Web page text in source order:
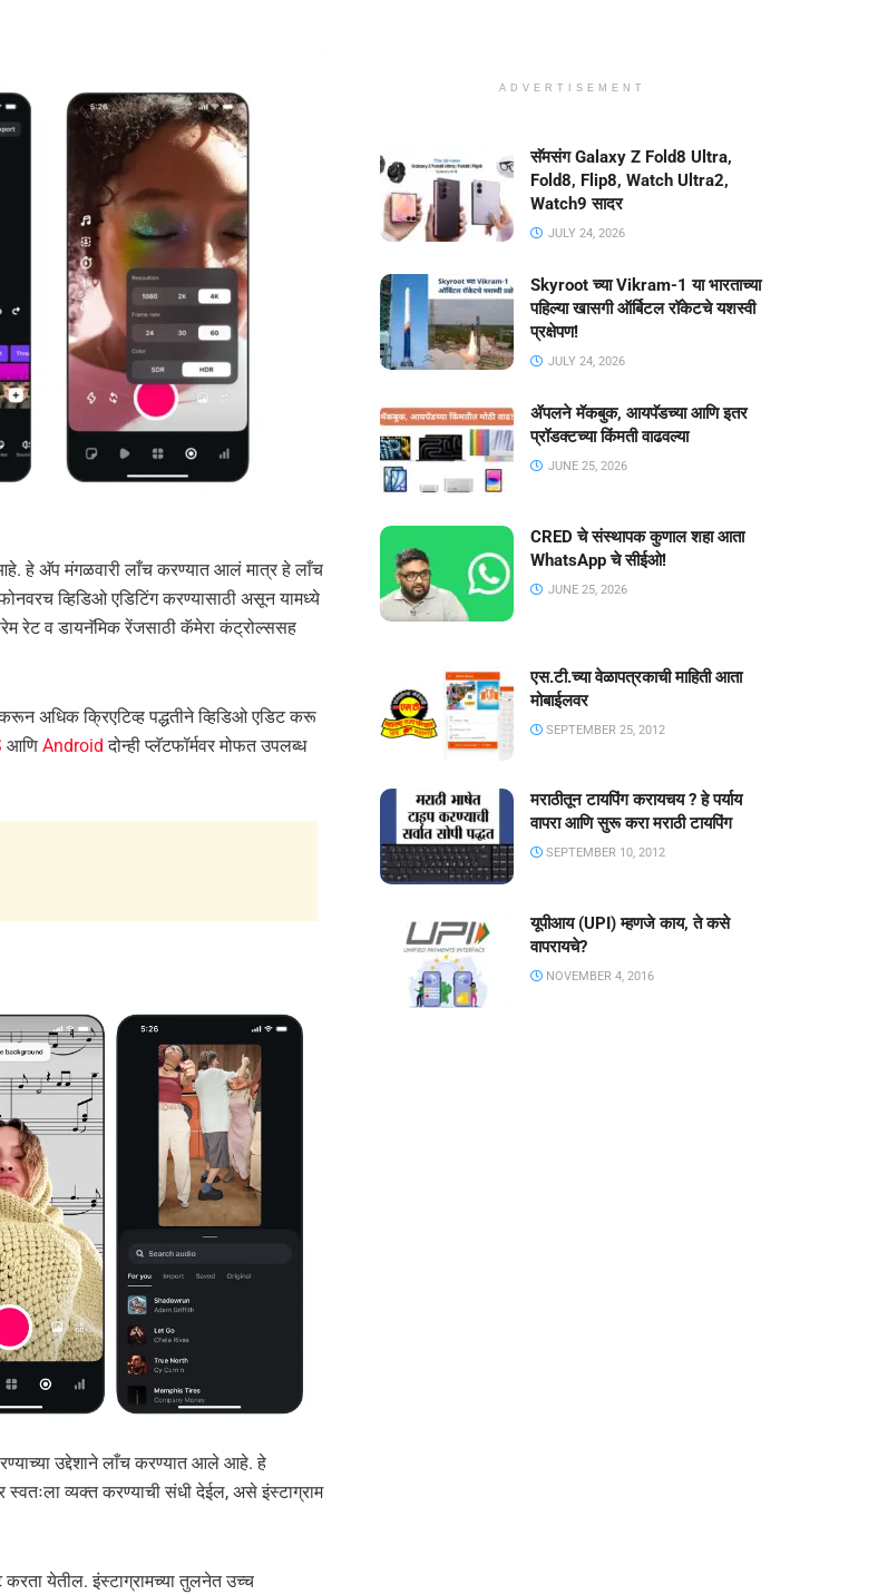
हे अ‍ॅप मंगळवारी लाँच करण्यात आलं मात्र हे लाँच
व्हिडिओ एडिटिंग करण्यासाठी असून यामध्ये
रेट व डायनॅमिक रेंजसाठी कॅमेरा कंट्रोल्ससह
करून अधिक क्रिएटिव्ह पद्धतीने व्हिडिओ एडिट करू
आणि Android दोन्ही प्लॅटफॉर्मवर मोफत उपलब्ध
उद्देशाने लाँच करण्यात आले आहे. हे
स्वतःला व्यक्त करण्याची संधी देईल, असे इंस्टाग्राम
येतील. इंस्टाग्रामच्या तुलनेत उच्च
ADVERTISEMENT
सॅमसंग Galaxy Z Fold8 Ultra,
Fold8, Flip8, Watch Ultra2,
Watch9 सादर
JULY 24, 2026
Skyroot च्या Vikram-1 या भारताच्या
पहिल्या खासगी ऑर्बिटल रॉकेटचे यशस्वी
प्रक्षेपण!
JULY 24, 2026
ॲपलने मॅकबुक, आयपॅडच्या आणि इतर
प्रॉडक्टच्या किंमती वाढवल्या
JUNE 25, 2026
CRED चे संस्थापक कुणाल शहा आता
WhatsApp चे सीईओ!
JUNE 25, 2026
एस.टी.च्या वेळापत्रकाची माहिती आता
मोबाईलवर
SEPTEMBER 25, 2012
मराठीतून टायपिंग करायचय ? हे पर्याय
वापरा आणि सुरू करा मराठी टायपिंग
SEPTEMBER 10, 2012
यूपीआय (UPI) म्हणजे काय, ते कसे
वापरायचे?
NOVEMBER 4, 2016